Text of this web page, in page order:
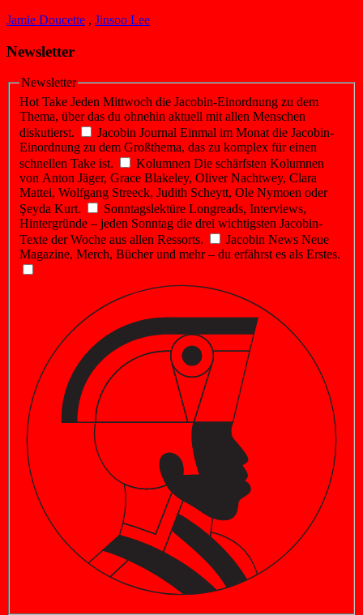
Jamie Doucette , Jinsoo Lee
Newsletter
Newsletter
Hot Take Jeden Mittwoch die Jacobin-Einordnung zu dem
Thema, über das du ohnehin aktuell mit allen Menschen
diskutierst.
Jacobin Journal Einmal im Monat die Jacobin-
Einordnung zu dem Großthema, das zu komplex für einen
schnellen Take ist.
Kolumnen Die schärfsten Kolumnen
von Anton Jäger, Grace Blakeley, Oliver Nachtwey, Clara
Mattei, Wolfgang Streeck, Judith Scheytt, Ole Nymoen oder
Şeyda Kurt.
Sonntagslektüre Longreads, Interviews,
Hintergründe – jeden Sonntag die drei wichtigsten Jacobin-
Texte der Woche aus allen Ressorts.
Jacobin News Neue
Magazine, Merch, Bücher und mehr – du erfährst es als Erstes.